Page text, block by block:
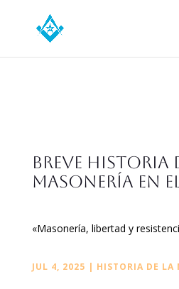
Breve historia
masonería en
«Masonería, libertad y
JUL 4, 2025 | HISTORIA DE LA